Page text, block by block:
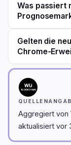
Was passiert
Gelten die
Chrome-
Aggregiert von
aktualisiert vor